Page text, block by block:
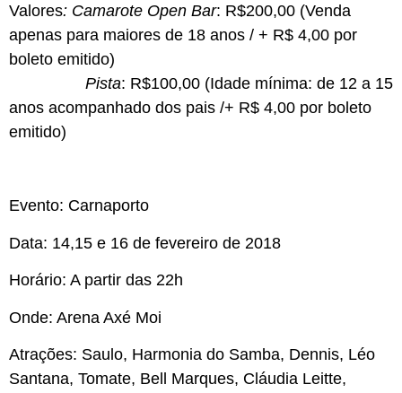
Valores: Camarote Open Bar: R$200,00 (Venda
apenas para maiores de 18 anos / + R$ 4,00 por
boleto emitido)
Pista: R$100,00 (Idade mínima: de 12 a 15
anos acompanhado dos pais /+ R$ 4,00 por boleto
emitido)
Evento: Carnaporto
Data: 14,15 e 16 de fevereiro de 2018
Horário: A partir das 22h
Onde: Arena Axé Moi
Atrações: Saulo, Harmonia do Samba, Dennis, Léo
Santana, Tomate, Bell Marques, Cláudia Leitte,